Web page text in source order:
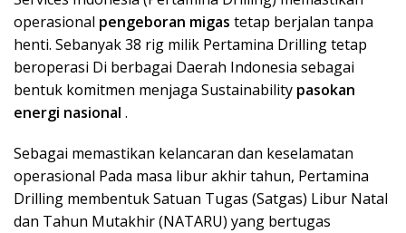
operasional pengeboran migas tetap berjalan tanpa
henti. Sebanyak 38 rig milik Pertamina Drilling tetap
beroperasi Di berbagai Daerah Indonesia sebagai
bentuk komitmen menjaga Sustainability pasokan
energi nasional .
Sebagai memastikan kelancaran dan keselamatan
operasional Pada masa libur akhir tahun, Pertamina
Drilling membentuk Satuan Tugas (Satgas) Libur Natal
dan Tahun Mutakhir (NATARU) yang bertugas